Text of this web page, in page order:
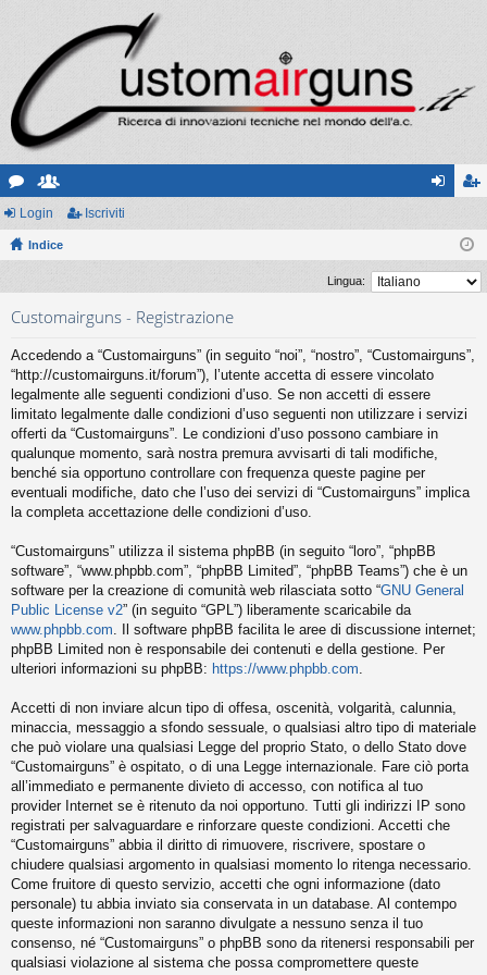
or
u
sc
ritt riv
iti
Login Iscriviti
Indice
Lingua:
Customairguns - Registrazione
Accedendo a “Customairguns” (in seguito “noi”, “nostro”, “Customairguns”,
“http://customairguns.it/forum”), l’utente accetta di essere vincolato
legalmente alle seguenti condizioni d’uso. Se non accetti di essere
limitato legalmente dalle condizioni d’uso seguenti non utilizzare i servizi
offerti da “Customairguns”. Le condizioni d’uso possono cambiare in
qualunque momento, sarà nostra premura avvisarti di tali modifiche,
benché sia opportuno controllare con frequenza queste pagine per
eventuali modifiche, dato che l’uso dei servizi di “Customairguns” implica
la completa accettazione delle condizioni d’uso.
“Customairguns” utilizza il sistema phpBB (in seguito “loro”, “phpBB
software”, “www.phpbb.com”, “phpBB Limited”, “phpBB Teams”) che è un
software per la creazione di comunità web rilasciata sotto “GNU General
Public License v2” (in seguito “GPL”) liberamente scaricabile da
www.phpbb.com. Il software phpBB facilita le aree di discussione internet;
phpBB Limited non è responsabile dei contenuti e della gestione. Per
ulteriori informazioni su phpBB: https://www.phpbb.com.
Accetti di non inviare alcun tipo di offesa, oscenità, volgarità, calunnia,
minaccia, messaggio a sfondo sessuale, o qualsiasi altro tipo di materiale
che può violare una qualsiasi Legge del proprio Stato, o dello Stato dove
“Customairguns” è ospitato, o di una Legge internazionale. Fare ciò porta
all’immediato e permanente divieto di accesso, con notifica al tuo
provider Internet se è ritenuto da noi opportuno. Tutti gli indirizzi IP sono
registrati per salvaguardare e rinforzare queste condizioni. Accetti che
“Customairguns” abbia il diritto di rimuovere, riscrivere, spostare o
chiudere qualsiasi argomento in qualsiasi momento lo ritenga necessario.
Come fruitore di questo servizio, accetti che ogni informazione (dato
personale) tu abbia inviato sia conservata in un database. Al contempo
queste informazioni non saranno divulgate a nessuno senza il tuo
consenso, né “Customairguns” o phpBB sono da ritenersi responsabili per
qualsiasi violazione al sistema che possa compromettere queste